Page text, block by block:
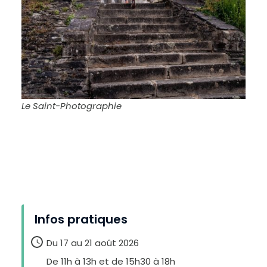
Le Saint-Photographie
Infos pratiques
Du 17 au 21 août 2026
De 11h à 13h et de 15h30 à 18h